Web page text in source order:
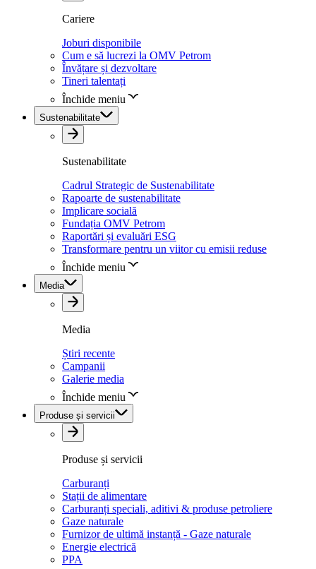
Cariere
Joburi disponibile
Cum e să lucrezi la OMV Petrom
Învățare și dezvoltare
Tineri talentați
Închide meniu
Sustenabilitate
Sustenabilitate
Cadrul Strategic de Sustenabilitate
Rapoarte de sustenabilitate
Implicare socială
Fundația OMV Petrom
Raportări și evaluări ESG
Transformare pentru un viitor cu emisii reduse
Închide meniu
Media
Media
Știri recente
Campanii
Galerie media
Închide meniu
Produse și servicii
Produse și servicii
Carburanți
Stații de alimentare
Carburanți speciali, aditivi & produse petroliere
Gaze naturale
Furnizor de ultimă instanță - Gaze naturale
Energie electrică
PPA